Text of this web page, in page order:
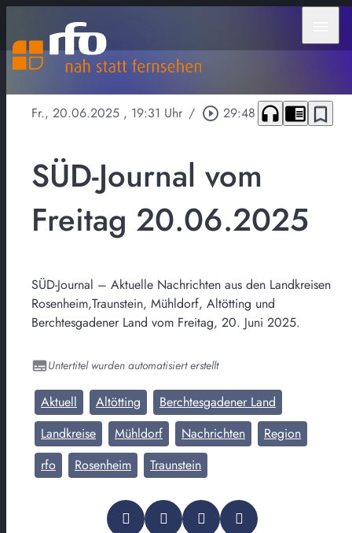
Fr., 20.06.2025 , 19:31 Uhr / play_circle_outline 29:48 headphones chrome_reader_mode bookmark_border
SÜD-Journal vom
Freitag 20.06.2025
SÜD-Journal – Aktuelle Nachrichten aus den Landkreisen
Rosenheim,Traunstein, Mühldorf, Altötting und
Berchtesgadener Land vom Freitag, 20. Juni 2025.
Untertitel wurden automatisiert erstellt
Aktuell Altötting
Berchtesgadener Land
Landkreise
Mühldorf Nachrichten
Region
rfo
Rosenheim Traunstein